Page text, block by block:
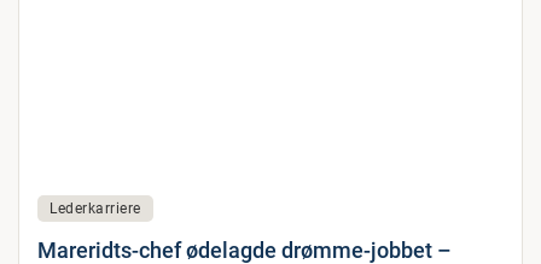
Lederkarriere
Mareridts-chef ødelagde drømme-jobbet –